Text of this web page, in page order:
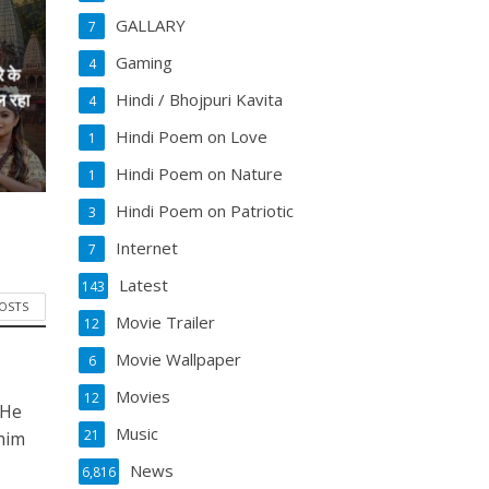
के
रहा
GALLARY
7
Gaming
4
Hindi / Bhojpuri Kavita
4
Hindi Poem on Love
1
Hindi Poem on Nature
1
Hindi Poem on Patriotic
3
Internet
7
Latest
143
Movie Trailer
12
Movie Wallpaper
6
Movies
12
Music
21
News
6,816